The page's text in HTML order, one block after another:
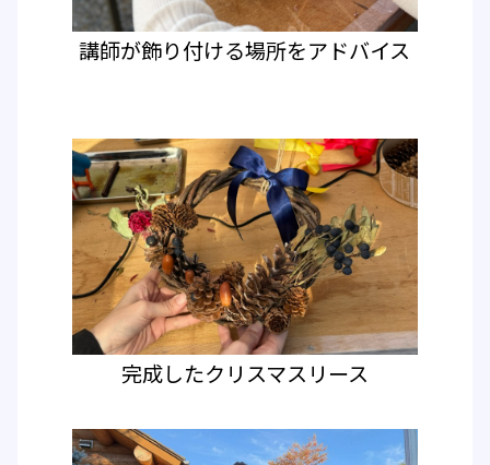
講師が飾り付ける場所をアドバイス
完成したクリスマスリース